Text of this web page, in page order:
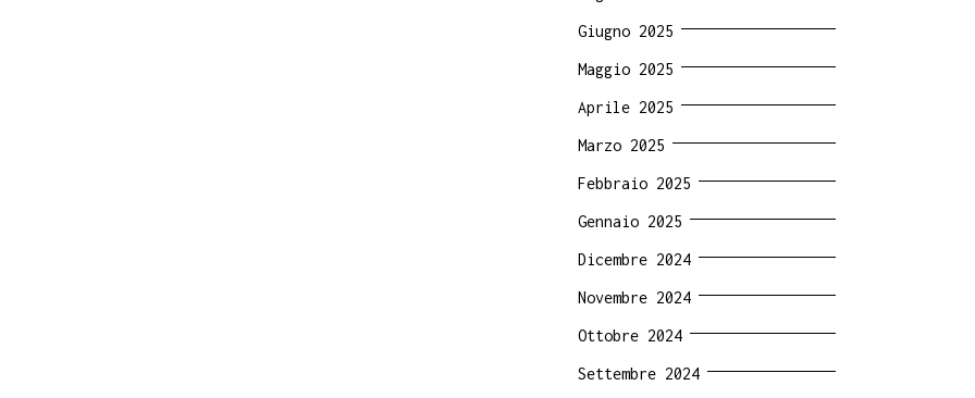
Giugno 2025
Maggio 2025
Aprile 2025
Marzo 2025
Febbraio 2025
Gennaio 2025
Dicembre 2024
Novembre 2024
Ottobre 2024
Settembre 2024